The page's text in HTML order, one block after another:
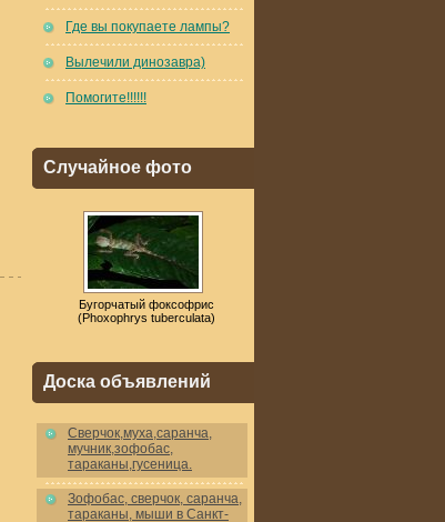
Где вы покупаете лампы?
Вылечили динозавра)
Помогите!!!!!!
Случайное фото
Бугорчатый фоксофрис
(Phoxophrys tuberculata)
Доска объявлений
Cверчок,муха,саранча,
мучник,зофобас,
тараканы,гусеница.
Зофобас, сверчок, саранча,
тараканы, мыши в Санкт-